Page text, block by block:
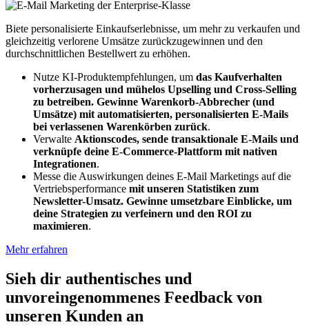
Biete personalisierte Einkaufserlebnisse, um mehr zu verkaufen und
gleichzeitig verlorene Umsätze zurückzugewinnen und den
durchschnittlichen Bestellwert zu erhöhen.
Nutze KI-Produktempfehlungen, um das Kaufverhalten
vorherzusagen und mühelos Upselling und Cross-Selling
zu betreiben. Gewinne Warenkorb-Abbrecher (und
Umsätze) mit automatisierten, personalisierten E-Mails
bei verlassenen Warenkörben zurück.
Verwalte Aktionscodes, sende transaktionale E-Mails und
verknüpfe deine E-Commerce-Plattform mit nativen
Integrationen.
Messe die Auswirkungen deines E-Mail Marketings auf die
Vertriebsperformance mit unseren Statistiken zum
Newsletter-Umsatz. Gewinne umsetzbare Einblicke, um
deine Strategien zu verfeinern und den ROI zu
maximieren.
Mehr erfahren
Sieh dir authentisches und
unvoreingenommenes Feedback von
unseren Kunden an